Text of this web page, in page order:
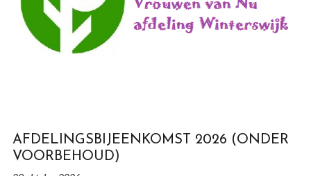
AFDELINGSBIJEENKOMST 2026 (ONDER
VOORBEHOUD)